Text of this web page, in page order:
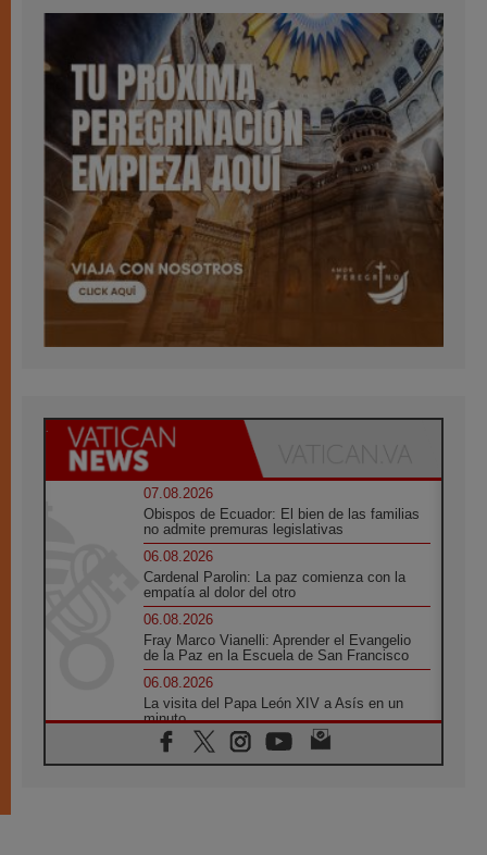
07.08.2026
Obispos de Ecuador: El bien de las familias
no admite premuras legislativas
06.08.2026
Cardenal Parolin: La paz comienza con la
empatía al dolor del otro
06.08.2026
Fray Marco Vianelli: Aprender el Evangelio
de la Paz en la Escuela de San Francisco
06.08.2026
La visita del Papa León XIV a Asís en un
minuto
06.08.2026
El agradecimiento de los jóvenes al Papa: